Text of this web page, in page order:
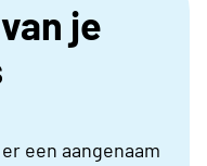
je
een aangenaam